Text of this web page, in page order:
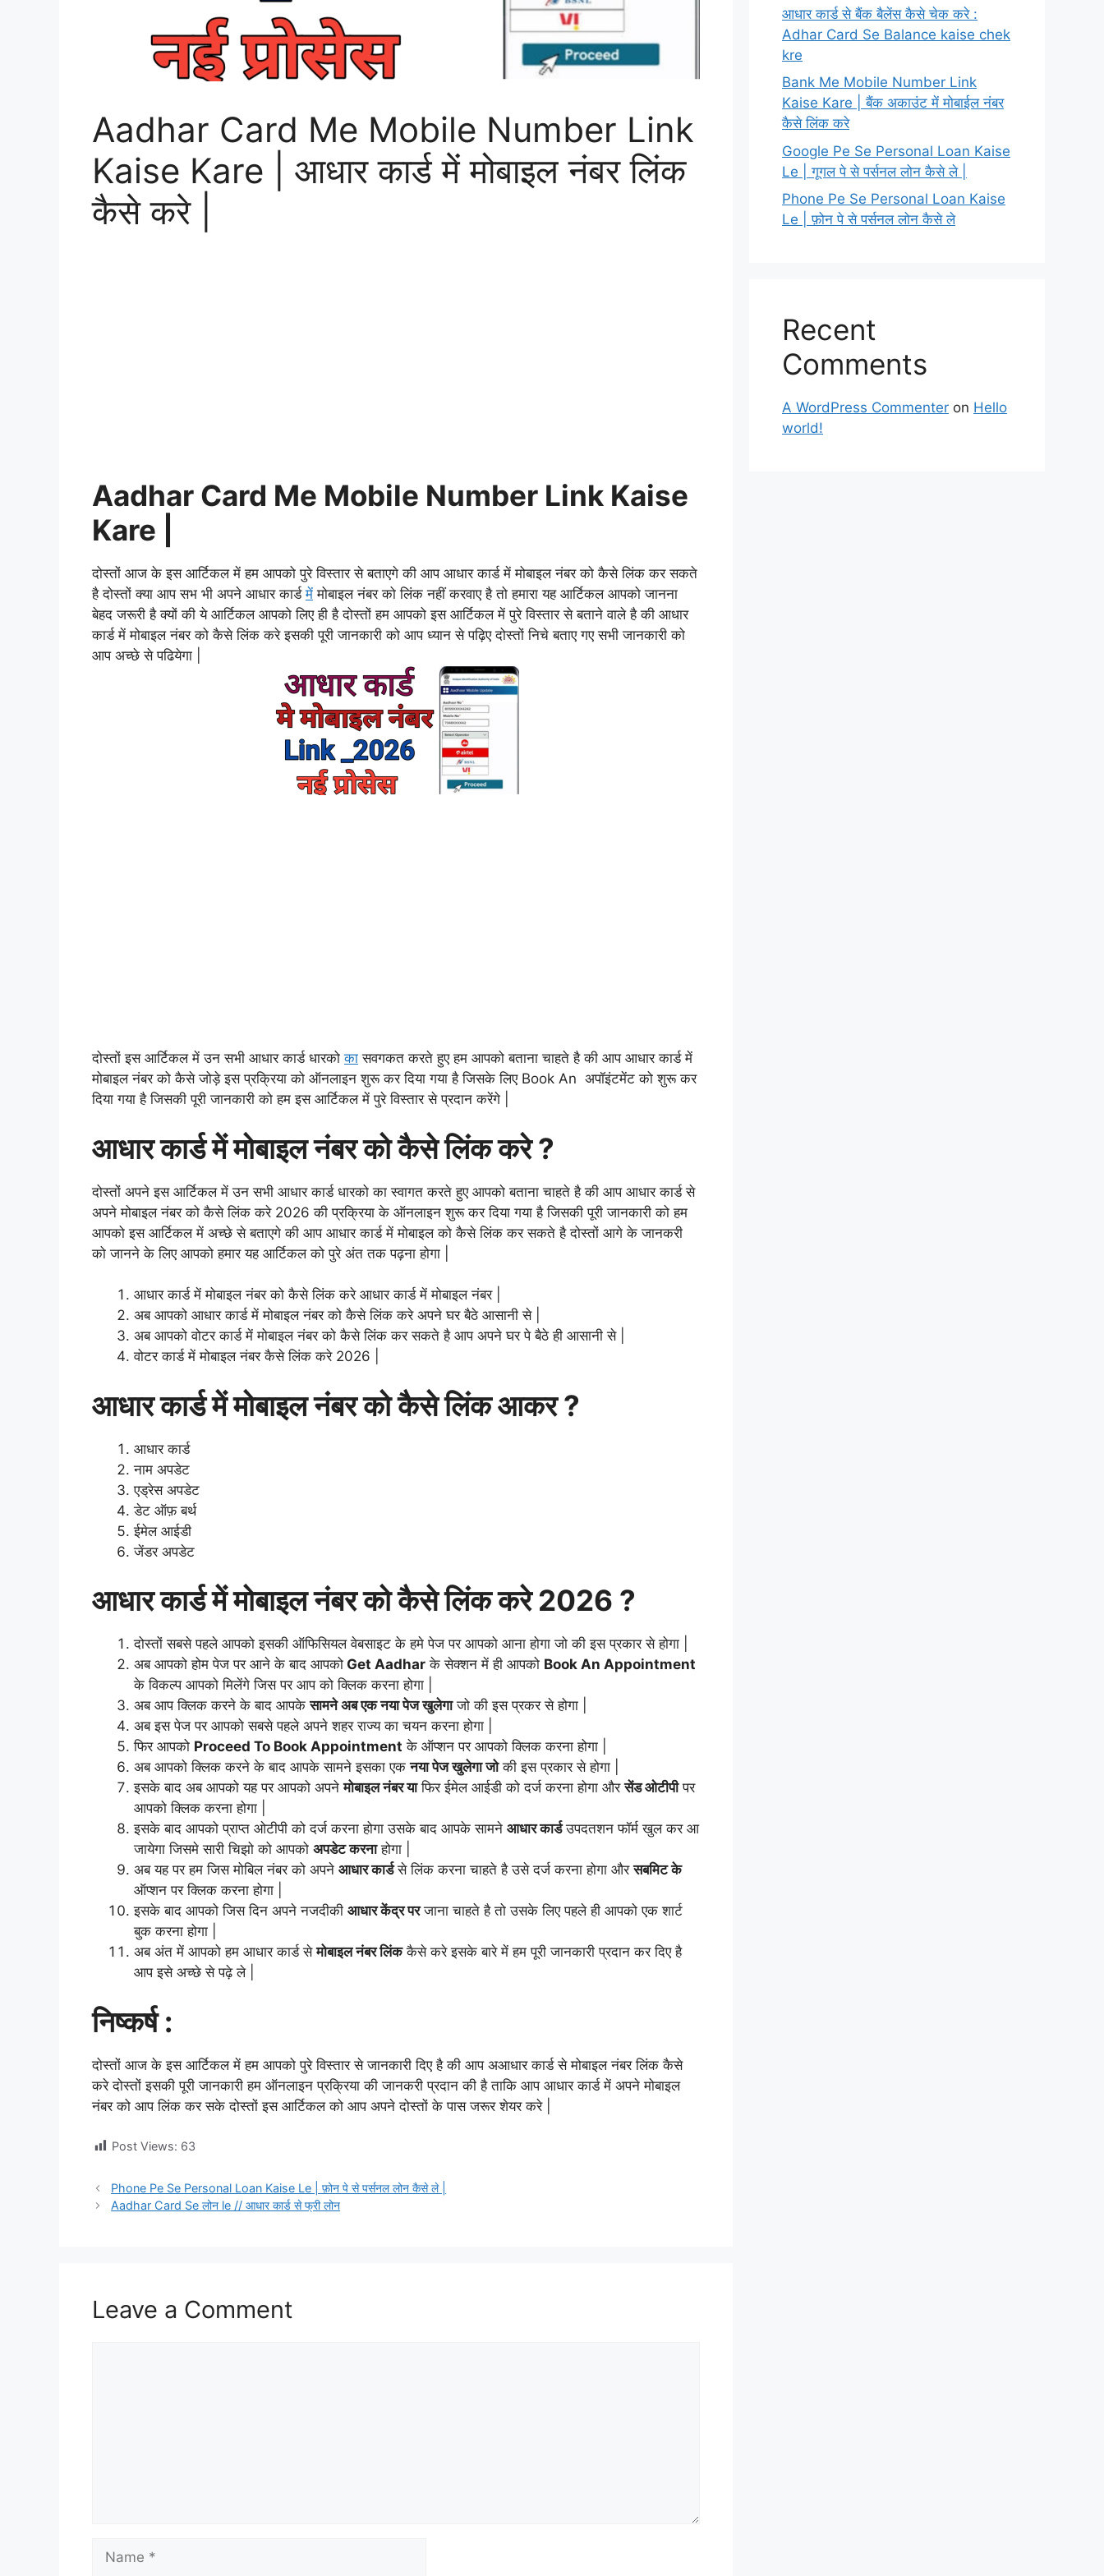
Aadhar Card Me Mobile Number Link
Kaise Kare | आधार कार्ड में मोबाइल नंबर लिंक
कैसे करे |
Aadhar Card Me Mobile Number Link Kaise
Kare |
दोस्तों आज के इस आर्टिकल में हम आपको पुरे विस्तार से बताएगे की आप आधार कार्ड में मोबाइल नंबर को कैसे लिंक कर सकते
है दोस्तों क्या आप सभ भी अपने आधार कार्डमें मोबाइल नंबर को लिंक नहीं करवाए है तो हमारा यह आर्टिकल आपको जानना
बेहद जरूरी है क्यों की ये आर्टिकल आपको लिए ही है दोस्तों हम आपको इस आर्टिकल में पुरे विस्तार से बताने वाले है की आधार
कार्ड में मोबाइल नंबर को कैसे लिंक करे इसकी पूरी जानकारी को आप ध्यान से पढ़िए दोस्तों निचे बताए गए सभी जानकारी को
आप अच्छे से पढियेगा |
दोस्तों इस आर्टिकल में उन सभी आधार कार्ड धारकोका सवगकत करते हुए हम आपको बताना चाहते है की आप आधारकार्ड में
मोबाइलनंबर को कैसे जोड़े इस प्रक्रिया को ऑनलाइन शुरू कर दिया गया है जिसके लिए Book An अपॉइंटमेंट को शुरू कर
दिया गया है जिसकी पूरी जानकारी को हम इस आर्टिकल में पुरे विस्तार से प्रदान करेंगे |
आधार कार्ड में मोबाइल नंबर को कैसे लिंक करे ?
दोस्तों अपने इस आर्टिकल में उन सभी आधार कार्ड धारको का स्वागत करते हुए आपको बताना चाहते है की आप आधार कार्ड से
अपने मोबाइल नंबर को कैसे लिंक करे 2026 की प्रक्रिया के ऑनलाइन शुरू कर दिया गया है जिसकी पूरी जानकारी को हम
आपको इस आर्टिकल में अच्छे से बताएगे की आप आधार कार्ड में मोबाइल को कैसे लिंक कर सकते है दोस्तों आगे के जानकरी
को जानने के लिए आपको हमार यह आर्टिकल को पुरे अंत तक पढ़ना होगा |
आधार कार्ड में मोबाइल नंबर को कैसे लिंक करे आधार कार्ड में मोबाइल नंबर |
अब आपको आधार कार्ड में मोबाइल नंबर को कैसे लिंक करे अपने घर बैठे आसानी से |
अब आपको वोटर कार्ड में मोबाइल नंबर को कैसे लिंक कर सकते है आप अपने घर पे बैठे ही आसानी से |
वोटर कार्ड में मोबाइल नंबर कैसे लिंक करे 2026 |
आधार कार्ड में मोबाइल नंबर को कैसे लिंक आकर ?
आधार कार्ड
नाम अपडेट
एड्रेस अपडेट
डेट ऑफ़ बर्थ
ईमेल आईडी
जेंडर अपडेट
आधार कार्ड में मोबाइल नंबर को कैसे लिंक करे 2026 ?
दोस्तों सबसे पहले आपको इसकी ऑफिसियल वेबसाइट के हमे पेज पर आपको आना होगा जो की इस प्रकार से होगा |
अब आपको होम पेज पर आने के बाद आपको Get Aadhar के सेक्शन में ही आपको Book An Appointment
के विकल्प आपको मिलेंगे जिस पर आप को क्लिक करना होगा |
अब आप क्लिक करने के बाद आपकेसामने अब एक नया पेज खुलेगाजो की इस प्रकर से होगा |
अब इस पेज पर आपको सबसे पहले अपने शहर राज्य का चयन करना होगा |
फिर आपको Proceed To Book Appointment के ऑप्शन पर आपको क्लिक करना होगा |
अब आपको क्लिक करने के बाद आपके सामने इसका एकनया पेज खुलेगा जोकी इस प्रकार से होगा |
इसके बाद अब आपको यह पर आपको अपनेमोबाइल नंबर याफिर ईमेल आईडी को दर्ज करना होगा औरसेंड ओटीपीपर
आपको क्लिक करना होगा |
इसके बाद आपको प्राप्त ओटीपी को दर्ज करना होगा उसके बाद आपके सामने आधार कार्डउपदतशन फॉर्म खुल कर आ
जायेगा जिसमे सारी चिझो को आपको अपडेट करनाहोगा |
अब यह पर हम जिस मोबिल नंबर को अपने आधार कार्डसे लिंक करना चाहते है उसे दर्ज करना होगा औरसबमिट के
ऑप्शन पर क्लिक करना होगा |
इसके बाद आपको जिस दिन अपने नजदीकी आधार केंद्र परजाना चाहते है तो उसके लिए पहले ही आपको एक शार्ट
बुक करना होगा |
अब अंत में आपको हम आधार कार्ड सेमोबाइल नंबर लिंककैसे करे इसके बारे में हम पूरी जानकारी प्रदान कर दिए है
आप इसे अच्छे से पढ़े ले |
निष्कर्ष :
दोस्तों आज के इस आर्टिकल में हम आपको पुरे विस्तार से जानकारी दिए है की आप अआधार कार्ड से मोबाइल नंबर लिंक कैसे
करे दोस्तों इसकी पूरी जानकारी हम ऑनलाइन प्रक्रिया की जानकरी प्रदान की है ताकि आप आधार कार्ड में अपने मोबाइल
नंबर को आप लिंक कर सके दोस्तों इस आर्टिकल को आप अपने दोस्तों के पास जरूर शेयर करे |
Post Views: 63
Phone Pe Se Personal Loan Kaise Le | फ़ोन पे से पर्सनल लोन कैसे ले |
Aadhar Card Se लोन le // आधार कार्ड से फ्री लोन
Leave a Comment
Name
आधार कार्ड से बैंक बैलेंस कैसे चेक करे :
Adhar Card Se Balance kaise chek
kre
Bank Me Mobile Number Link
Kaise Kare | बैंक अकाउंट में मोबाईल नंबर
कैसे लिंक करे
Google Pe Se Personal Loan Kaise
Le | गूगल पे से पर्सनल लोन कैसे ले |
Phone Pe Se Personal Loan Kaise
Le | फ़ोन पे से पर्सनल लोन कैसे ले
Recent
Comments
A WordPress Commenter on Hello
world!